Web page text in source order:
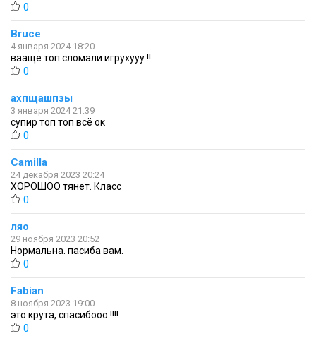
0
Bruce
4 января 2024 18:20
вааще топ сломали игрухууу !!
0
ахпщашпзы
3 января 2024 21:39
супир топ топ всё ок
0
Camilla
24 декабря 2023 20:24
ХОРОШОО тянет. Класс
0
ляо
29 ноября 2023 20:52
Нормальна. пасиба вам.
0
Fabian
8 ноября 2023 19:00
это крута, спасибооо !!!!
0